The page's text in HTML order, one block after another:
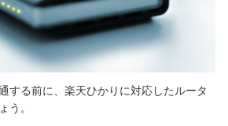
する前に、楽天ひかりに対応したルータ
う。